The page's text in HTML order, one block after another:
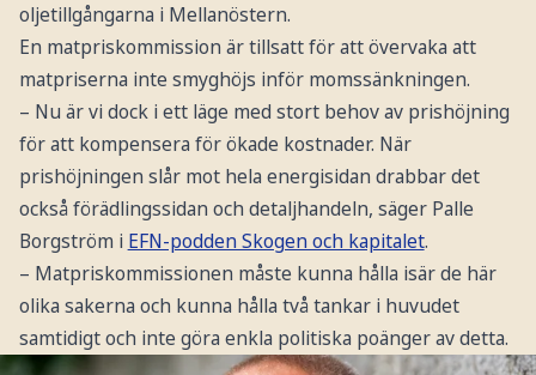
oljetillgångarna i Mellanöstern.
En matpriskommission är tillsatt för att övervaka att
matpriserna inte smyghöjs inför momssänkningen.
– Nu är vi dock i ett läge med stort behov av prishöjning
för att kompensera för ökade kostnader. När
prishöjningen slår mot hela energisidan drabbar det
också förädlingssidan och detaljhandeln, säger Palle
Borgström i EFN-podden Skogen och kapitalet.
– Matpriskommissionen måste kunna hålla isär de här
olika sakerna och kunna hålla två tankar i huvudet
samtidigt och inte göra enkla politiska poänger av detta.